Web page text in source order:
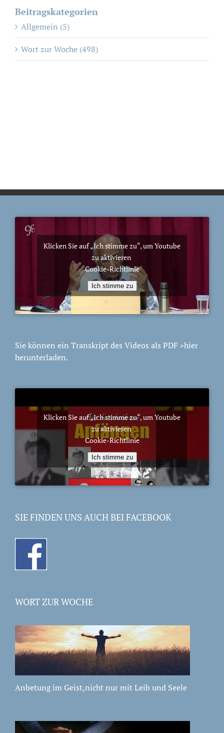
Beitragskategorien
Allgemein (5)
Wort zur Woche (498)
Klicken Sie auf „Ich stimme zu“, um Youtube
zu aktivieren
Cookie-Richtlinie
Ich stimme zu
Sie können ein Transkript des Videos als PDF »hier
herunterladen.
Klicken Sie auf „Ich stimme zu“, um Youtube
zu aktivieren
Cookie-Richtlinie
Ich stimme zu
SIE FINDEN UNS AUCH BEI FACEBOOK
WORT ZUR WOCHE
Anbetung im Geist,nicht nur mit Leib und Seele